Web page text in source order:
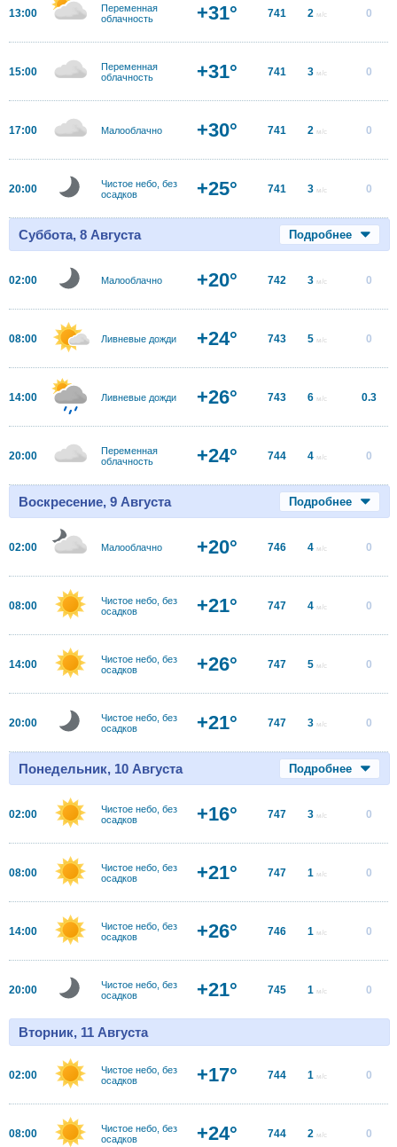
13:00
Переменная
облачность
+31° 741 2 м/с 0
15:00
Переменная
облачность
+31° 741 3 м/с 0
17:00 Малооблачно +30° 741 2 м/с 0
20:00
Чистое небо, без
осадков
+25° 741 3 м/с 0
Суббота, 8 Августа Подробнее
02:00 Малооблачно +20° 742 3 м/с 0
08:00 Ливневые дожди +24° 743 5 м/с 0
14:00 Ливневые дожди +26° 743 6 м/с 0.3
20:00
Переменная
облачность
+24° 744 4 м/с 0
Воскресение, 9 Августа Подробнее
02:00 Малооблачно +20° 746 4 м/с 0
08:00
Чистое небо, без
осадков
+21° 747 4 м/с 0
14:00
Чистое небо, без
осадков
+26° 747 5 м/с 0
20:00
Чистое небо, без
осадков
+21° 747 3 м/с 0
Понедельник, 10 Августа Подробнее
02:00
Чистое небо, без
осадков
+16° 747 3 м/с 0
08:00
Чистое небо, без
осадков
+21° 747 1 м/с 0
14:00
Чистое небо, без
осадков
+26° 746 1 м/с 0
20:00
Чистое небо, без
осадков
+21° 745 1 м/с 0
Вторник, 11 Августа
02:00
Чистое небо, без
осадков
+17° 744 1 м/с 0
08:00
Чистое небо, без
осадков
+24° 744 2 м/с 0